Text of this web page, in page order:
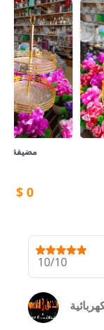
مضيفة
0
$
10/10